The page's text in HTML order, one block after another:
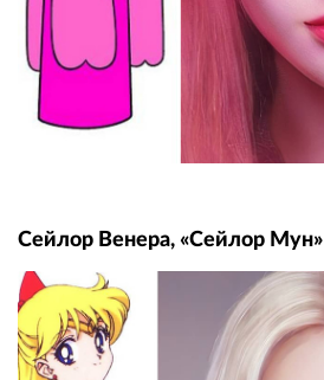
Сейлор Венера, «Сейлор Мун»